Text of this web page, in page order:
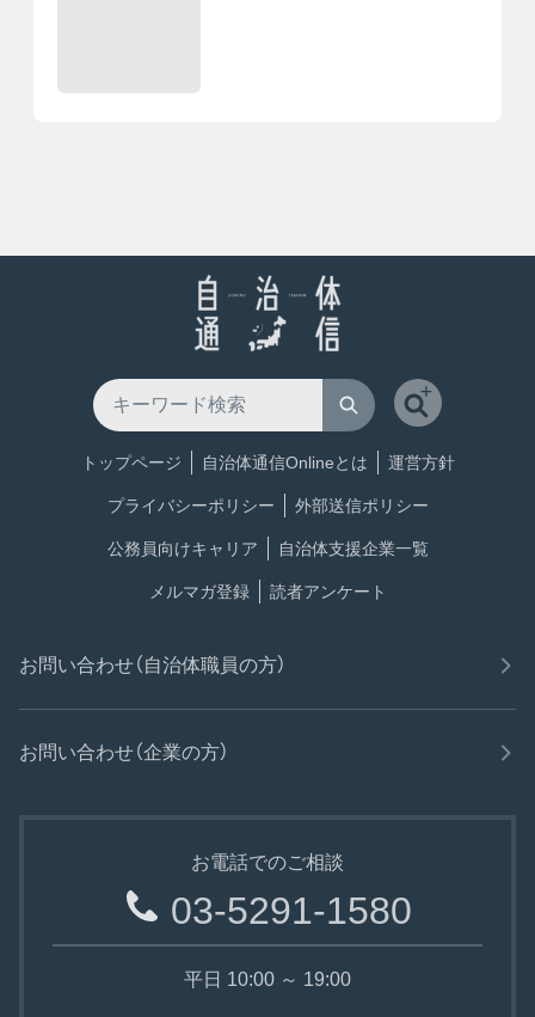
トップページ 自治体通信Onlineとは 運営方針
プライバシーポリシー 外部送信ポリシー
公務員向けキャリア 自治体支援企業一覧
メルマガ登録 読者アンケート
お問い合わせ（自治体職員の方）
お問い合わせ（企業の方）
お電話でのご相談
03-5291-1580
平日 10:00 ～ 19:00